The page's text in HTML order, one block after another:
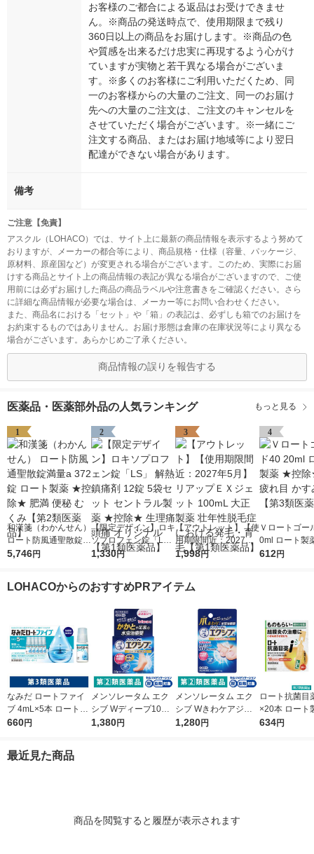
お客様のご都合による返品はお受けできませ
ん。※商品の発送時点で、使用期限まで残り
360日以上の商品をお届けします。※商品の色
や質感を出来るだけ忠実に再現するよう心がけ
ていますが実物と若干異なる場合がございま
す。※多くのお客様にご利用いただくため、同
一のお客様からの大量のご注文、同一のお届け
先への大量のご注文は、ご注文のキャンセルを
させていただく場合がございます。※一緒にご
注文する商品、またはお届け地域等により翌日
配達ができない場合があります。
備考
ご注意【免責】
アスクル（LOHACO）では、サイト上に最新の商品情報を表示するよう努めて
おりますが、メーカーの都合等により、商品規格・仕様（容量、パッケージ、
原材料、原産国など）が変更される場合がございます。このため、実際にお届
けする商品とサイト上の商品情報の表記が異なる場合がございますので、ご使
用前には必ずお届けした商品の商品ラベルや注意書きをご確認ください。さら
に詳細な商品情報が必要な場合は、メーカー等にお問い合わせください。
また、商品名における「セット」や「箱」の表記は、必ずしも箱でのお届けを
お約束するものではありません。お届け形態は倉庫の在庫状況等により異なる
場合がございます。あらかじめご了承ください。
商品情報の誤りを報告する
医薬品・医薬部外品の人気ランキング もっと見る
1
和漢箋（わかんせん）
ロート防風通聖散錠満
量a 372錠 ロート製薬
5,746円
2
【限定デザイン】ロキ
ソプロフェン錠「L
S」 解熱鎮痛剤 12錠
頭痛 オリジナル【第1
1,330円
3
【アウトレット】【使
用期限間近：2027年5
月】リアップＥＸジェ
発毛・育毛【第1類医
1,998円
4
Ｖロートゴー
0ml ロート製
除★ 目薬 疲
612円
LOHACOからのおすすめPRアイテム
なみだ ロートファイ
ブ 4mL×5本 ロート製
薬 目薬 乾き目 疲れ目
660円
メンソレータム エク
シブ Wディープ10ク
リーム ロート製薬★
1,380円
メンソレータム エク
シブ Wきわケアジェ
ル 15g ロート製薬 ★
1,280円
ロート抗菌目
×20本 ロート
薬 ものもらい
634円
最近見た商品
商品を閲覧すると履歴が表示されます